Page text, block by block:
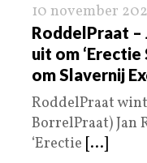
10 november
RoddelPraat –
uit om
om Slavernij
RoddelPraat
BorrelPraat) Jan
‘Erectie [...]